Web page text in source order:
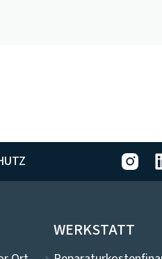
WERKSTATT